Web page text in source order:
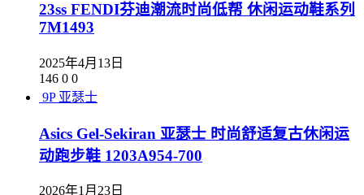
23ss FENDI芬迪潮流时尚低帮 休闲运动鞋系列
7M1493
2025年4月13日
146 0 0
9P 亚瑟士
Asics Gel-Sekiran 亚瑟士 时尚舒适复古休闲运
动跑步鞋 1203A954-700
2026年1月23日